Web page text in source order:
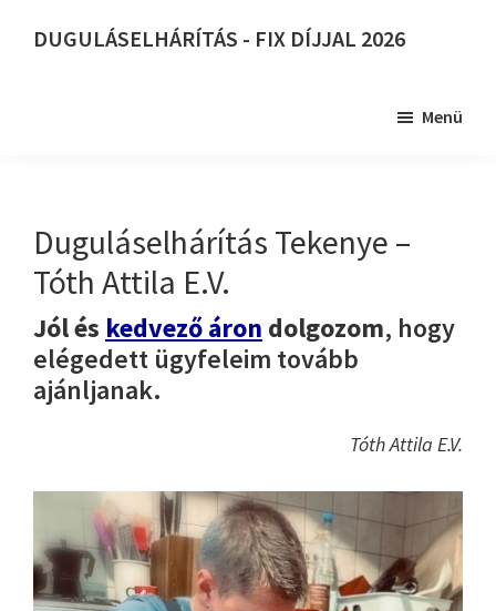
DUGULÁSELHÁRÍTÁS - FIX DÍJJAL 2026
Menü
Duguláselhárítás Tekenye –
Tóth Attila E.V.
Jól és kedvező áron dolgozom, hogy
elégedett ügyfeleim tovább
ajánljanak.
Tóth Attila E.V.